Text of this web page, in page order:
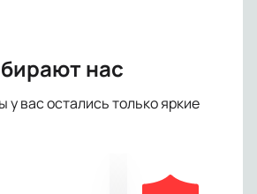
флоу, узнаваемый вайб и
тропической ночи.
от выбранной категории. На
нас
у вас остались только яркие